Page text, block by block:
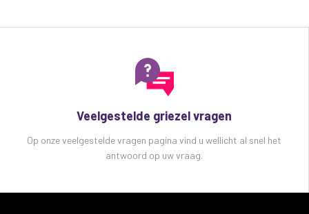
Veelgestelde griezel vragen
Op onze veelgestelde vragen pagina vind u wellicht al snel het
antwoord op uw vraag.